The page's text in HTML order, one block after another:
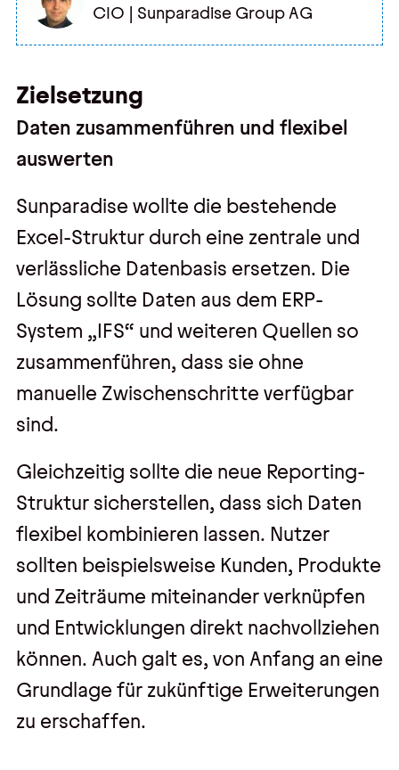
CIO | Sunparadise Group AG
Zielsetzung
Daten zusammenführen und flexibel
auswerten
Sunparadise wollte die bestehende
Excel-Struktur durch eine zentrale und
verlässliche Datenbasis ersetzen. Die
Lösung sollte Daten aus dem ERP-
System „IFS“ und weiteren Quellen so
zusammenführen, dass sie ohne
manuelle Zwischenschritte verfügbar
sind.
Gleichzeitig sollte die neue Reporting-
Struktur sicherstellen, dass sich Daten
flexibel kombinieren lassen. Nutzer
sollten beispielsweise Kunden, Produkte
und Zeiträume miteinander verknüpfen
und Entwicklungen direkt nachvollziehen
können. Auch galt es, von Anfang an eine
Grundlage für zukünftige Erweiterungen
zu erschaffen.